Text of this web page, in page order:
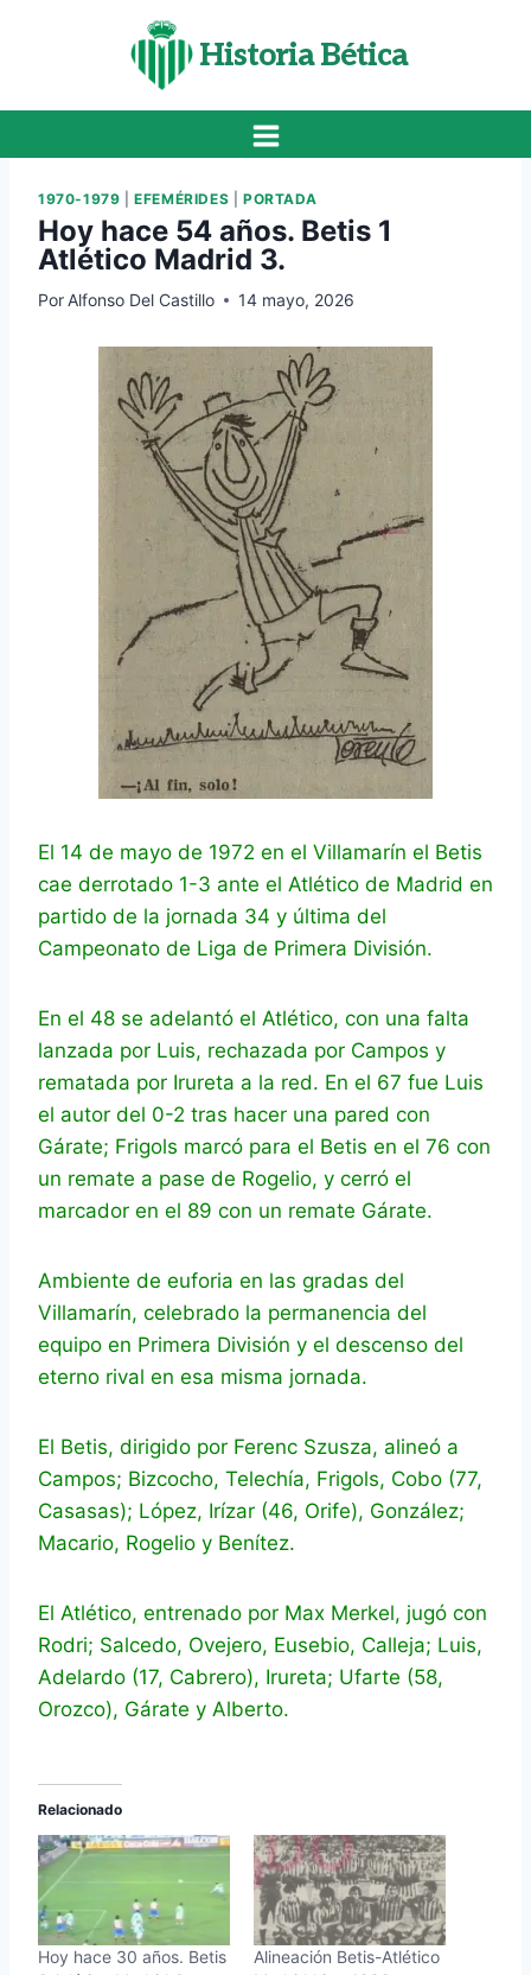
Historia Bética
1970-1979 |EFEMÉRIDES PORTADA
Hoy hace 54 años. Betis 1
Atlético Madrid 3.
Por Alfonso Del Castillo 14 mayo, 2026
El 14 de mayo de 1972 en el Villamarín el Betis
cae derrotado 1-3 ante el Atlético de Madrid en
partido de la jornada 34 y última del
Campeonato de Liga de Primera División.
En el 48 se adelantó el Atlético, con una falta
lanzada por Luis, rechazada por Campos y
rematada por Irureta a la red. En el 67 fue Luis
el autor del 0-2 tras hacer una pared con
Gárate; Frigols marcó para el Betis en el 76 con
un remate a pase de Rogelio, y cerró el
marcador en el 89 con un remate Gárate.
Ambiente de euforia en las gradas del
Villamarín, celebrado la permanencia del
equipo en Primera División y el descenso del
eterno rival en esa misma jornada.
El Betis, dirigido por Ferenc Szusza, alineó a
Campos; Bizcocho, Telechía, Frigols, Cobo (77,
Casasas); López, Irízar (46, Orife), González;
Macario, Rogelio y Benítez.
El Atlético, entrenado por Max Merkel, jugó con
Rodri; Salcedo, Ovejero, Eusebio, Calleja; Luis,
Adelardo (17, Cabrero), Irureta; Ufarte (58,
Orozco), Gárate y Alberto.
Relacionado
Hoy hace 30 años. Betis
Alineación Betis-Atlético